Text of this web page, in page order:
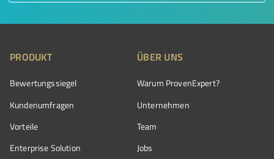
PRODUKT
Bewertungssiegel
Kundenumfragen
Vorteile
Enterprise Solution
ÜBER UNS
Warum ProvenExpert?
Unternehmen
Team
Jobs